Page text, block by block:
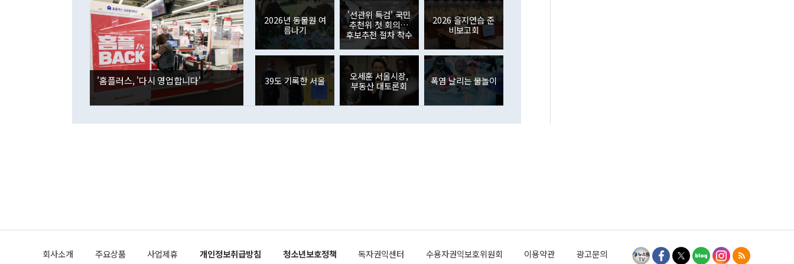
며 "정부 차원에서 (참석을) 검토하고 있다"고 발언한 데 대해서도 조 장관
은 "그것은 외교부의 몫"이라며 "아직 거기까지 진도가 나가지 않았다"고
잘랐다. 정 장관이 이날 소개한 대북 구상과 설명은 정부 내 조율을 거치지
않았다는 점에서 문제가 있다. 특히 주적 표현 대체와 국호 사용, 9·19 군
사합의 복원, 4자회담 추진 등은 통일부 장관이 결정할 사안이 아니어서 월
권이라는 지적이 나오고 있다. 이 대통령은 정 장관의 업무보고를 듣고 난
뒤 "여기 업무보고에 발표했다고 승인난 건 아니다"라고 재차 확인했다. 정
부의 한 소식통은 "정 장관의 발언 내용은 대부분 국가안전보장회의(NSC)
를 거쳐 결정된 사안이 아닌 정 장관의 개인적 생각에 가깝다"며 "안보 관
련 부처 장관이 정부의 공식 정책이 아닌 사안을 추진하겠다고 업무보고를
하고 대통령의 면전에서 '국군통수권자가 나서야 한다'고 주장한 것은 심각
이나 미국은 북한에 선비핵화를 공식적으로 요구한 적이 없기 때문이다. 지
공하는 방식으로 이뤄졌다. 1994년 북·미 제네바 기본합의는 핵시설 동결
인의 해외투자가 80억1000만달러, 외국인의 국내투자가 46억3000만달러
각각 증가했다. 증권투자에서는 외국인의 국내 주식 매도세가 이어졌다. 외
국인의 국내 주식 투자는 차익실현 매도 등의 영향으로 316억1000만달러
감소하며 전월(-310억5000만달러)에 이어 역대 최대 순매도 기록을 다시
경신했다. 외국인의 국내 채권투자는 세계국채지수(WGBI) 자금 유입에도
분기 말 만기도래 영향으로 증가 폭이 줄어든 52억9000만달러를 기록했
다. 내국인의 해외 증권투자는 주식을 중심으로 35억6000만달러 증가했
다. eoyn2@newspim.com
'홈플러스, '다시 영업합니다'
2026년 동물원 여
름나기
'선관위 특검' 국민
추천위 첫 회의…
후보추천 절차 착수
2026 을지연습 준
비보고회
39도 기록한 서울
오세훈 서울시장,
부동산 대토론회
폭염 날리는 물놀이
회사소개 주요상품 사업제휴 개인정보취급방침 청소년보호정책 독자권익센터 수용자권익보호위원회 이용약관 광고문의